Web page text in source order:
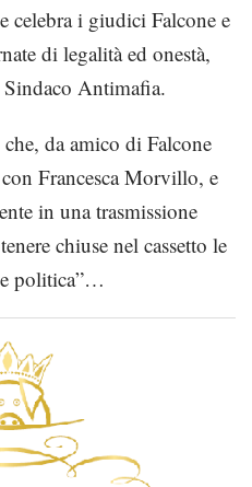
celebra i giudici Falcone e
di legalità ed onestà,
Antimafia.
da amico di Falcone
Francesca Morvillo, e
in una trasmissione
chiuse nel cassetto le
politica”…